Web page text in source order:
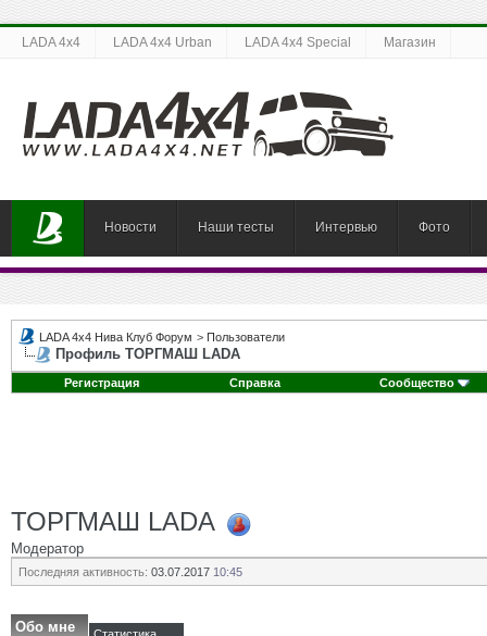
LADA 4x4 LADA 4x4 Urban LADA 4x4 Special Магазин
Новости Наши тесты Интервью Фото
LADA 4x4 Нива Клуб Форум > Пользователи
Профиль ТОРГМАШ LADA
Регистрация Справка Сообщество
ТОРГМАШ LADA
Модератор
Последняя активность: 03.07.2017 10:45
Обо мне